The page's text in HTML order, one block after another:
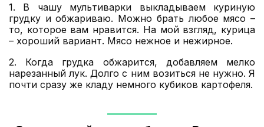
1. В чашу мультиварки выкладываем куриную
грудку и обжариваю. Можно брать любое мясо –
то, которое вам нравится. На мой взгляд, курица
– хороший вариант. Мясо нежное и нежирное.
2. Когда грудка обжарится, добавляем мелко
нарезанный лук. Долго с ним возиться не нужно. Я
почти сразу же кладу немного кубиков картофеля.